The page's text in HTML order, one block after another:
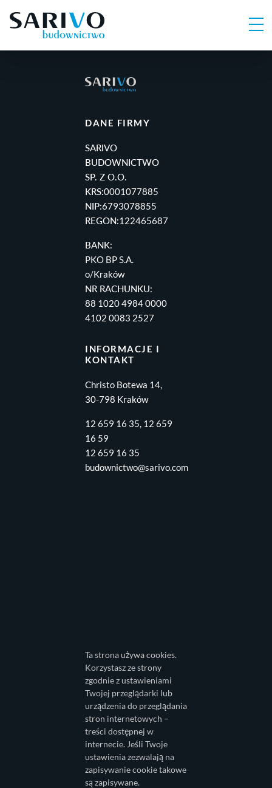
DANE FIRMY
SARIVO
BUDOWNICTWO
SP. Z O.O.
KRS:0001077885
NIP:6793078855
REGON:122465687
BANK:
PKO BP S.A.
o/Kraków
NR RACHUNKU:
88 1020 4984 0000
4102 0083 2527
INFORMACJE I
KONTAKT
Christo Botewa 14,
30-798 Kraków
12 659 16 35, 12 659
16 59
12 659 16 35
budownictwo@sarivo.com
Ta strona używa cookies.
Korzystasz ze strony
zgodnie z ustawieniami
Twojej przeglądarki lub
urządzenia do przeglądania
stron internetowych –
treści dostępnej w
internecie. Jeśli Twoje
ustawienia zezwalają na
zapisywanie cookie takowe
są zapisywane.